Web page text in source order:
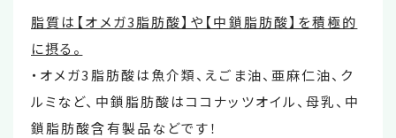
脂質は【オメガ3脂肪酸】や【中鎖脂肪酸】を積極的
に摂る。
・オメガ3脂肪酸は魚介類、えごま油、亜麻仁油、ク
ルミなど、中鎖脂肪酸はココナッツオイル、母乳、中
鎖脂肪酸含有製品などです！